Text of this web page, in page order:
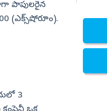
పాపులరైన
(ఎక్స్‌షోరూం).
3